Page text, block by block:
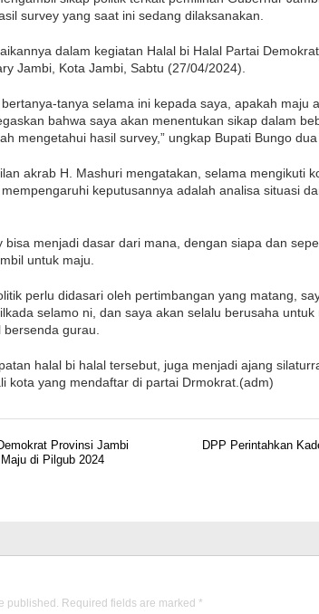
survey yang saat ini sedang dilaksanakan.
dalam kegiatan Halal bi Halal Partai
Jambi, Kota Jambi, Sabtu (27/04/2024).
bertanya-tanya selama ini kepada saya, apakah maju
bahwa saya akan menentukan sikap dalam
mengetahui hasil survey,” ungkap Bupati Bungo dua
akrab H. Mashuri mengatakan, selama mengikuti
keputusannya adalah analisa situasi
bisa menjadi dasar dari mana, dengan siapa dan
untuk maju.
perlu didasari oleh pertimbangan yang matang,
selamo ni, dan saya akan selalu berusaha untuk
gurau.
halal bi halal tersebut, juga menjadi ajang
kota yang mendaftar di partai Drmokrat.(adm)
Provinsi Jambi
di Pilgub 2024
DPP Perintahkan
published. Required fields are marked *